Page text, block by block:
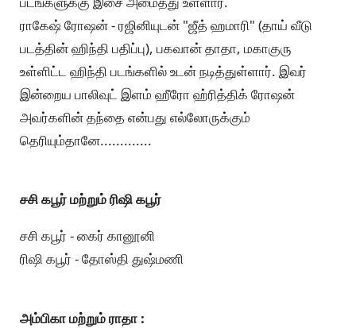
ராகேஷ் ரோஷன் - ரஜினியுடன் "ஜீத் ஹமாரி" (தாய் வீடு
படத்தின் ஹிந்தி பதிப்பு), பகவான் தாதா, மகாகுரு
உள்ளிட்ட ஹிந்தி படங்களில் உடன் நடித்துள்ளார். இவர்
இன்றைய பாலிவுட் இளம் ஹீரோ ஹ்ரித்திக் ரோஷன்
அவர்களின் தந்தை என்பது எல்லோருக்கும்
தெரியும்தானே.............
சசி கபூர் மற்றும் ரிஷி கபூர்
சசி கபூர் - கைர் கானூனி
ரிஷி கபூர் - தோஸ்தி துஷ்மணி
அம்பிகா மற்றும் ராதா :